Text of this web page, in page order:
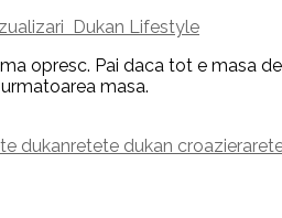
Dukan Lifestyle
opresc. Pai daca tot e masa
masa.
dukanretete dukan croaziera